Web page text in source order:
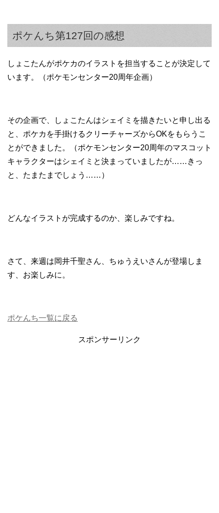
ポケんち第127回の感想
しょこたんがポケカのイラストを担当することが決定して
います。（ポケモンセンター20周年企画）
その企画で、しょこたんはシェイミを描きたいと申し出る
と、ポケカを手掛けるクリーチャーズからOKをもらうこ
とができました。（ポケモンセンター20周年のマスコット
キャラクターはシェイミと決まっていましたが……きっ
と、たまたまでしょう……）
どんなイラストが完成するのか、楽しみですね。
さて、来週は岡井千聖さん、ちゅうえいさんが登場しま
す、お楽しみに。
ポケんち一覧に戻る
スポンサーリンク